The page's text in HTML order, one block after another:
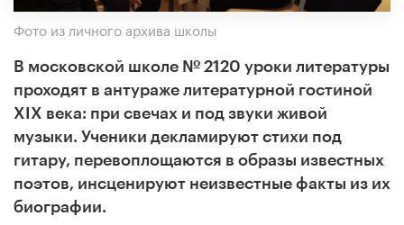
Фото из личного архива школы
В московской школе № 2120 уроки литературы
проходят в антураже литературной гостиной
XIX века: при свечах и под звуки живой
музыки. Ученики декламируют стихи под
гитару, перевоплощаются в образы известных
поэтов, инсценируют неизвестные факты из их
биографии.